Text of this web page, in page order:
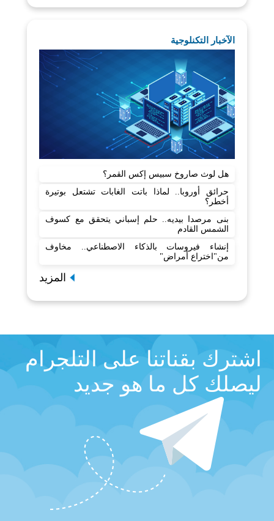
الآخبار التكنلوجية
هل لوث صاروخ سبيس إكس القمر؟
حرائق أوروبا.. لماذا باتت الغابات تشتعل بوتيرة
أخطر؟
بنى مرصدا بيديه.. حلم إسباني يتحقق مع كسوف
الشمس القادم
إنشاء فيروسات بالذكاء الاصطناعي.. مخاوف
من"اختراع أمراض"
المزيد
اشترك بقناتنا على التلجرام
ليصلك كل ما هو جديد